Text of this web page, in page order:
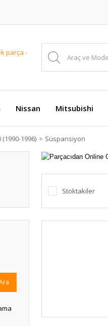
Nissan Mitsubishi
(1990-1996) Süspansiyon
Stoktakiler